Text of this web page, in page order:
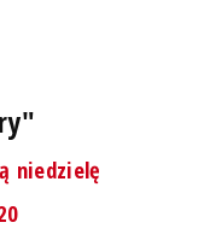
niedzielę